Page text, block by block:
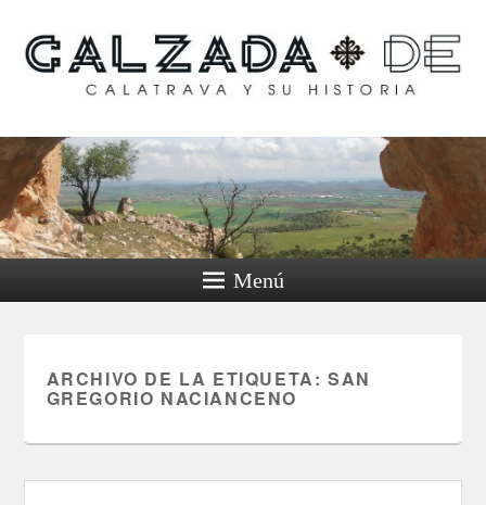
Calzada de Calatrava y
su historia
Menú
ARCHIVO DE LA ETIQUETA: SAN
GREGORIO NACIANCENO